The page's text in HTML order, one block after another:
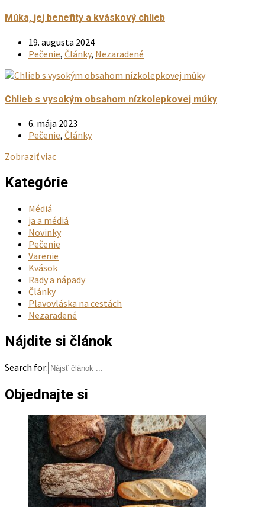
Múka, jej benefity a kváskový chlieb
19. augusta 2024
Pečenie, Články, Nezaradené
Chlieb s vysokým obsahom nízkolepkovej múky
6. mája 2023
Pečenie, Články
Zobraziť viac
Kategórie
Médiá
ja a médiá
Novinky
Pečenie
Varenie
Kvások
Rady a nápady
Články
Plavovláska na cestách
Nezaradené
Nájdite si článok
Search for:
Objednajte si